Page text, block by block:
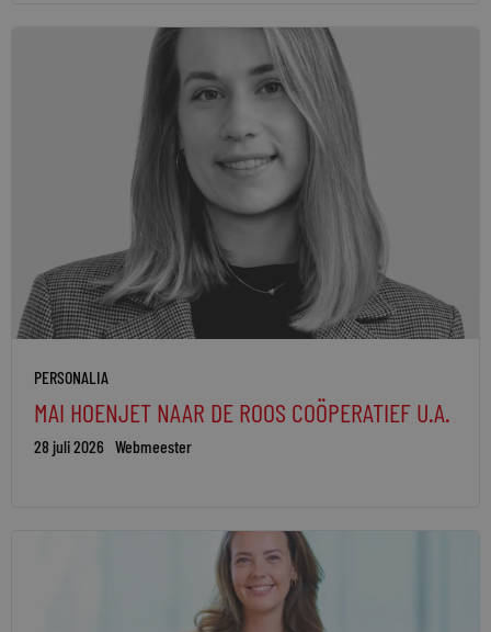
PERSONALIA
MAI HOENJET NAAR DE ROOS COÖPERATIEF U.A.
28 juli 2026 Webmeester